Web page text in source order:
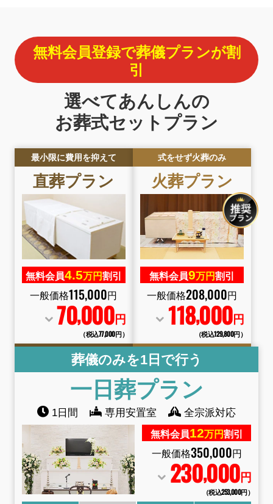
無料会員登録で葬儀プランが割
引
選べてあんしんの
お葬式セットプラン
最小限に費用を抑えて
直葬プラン
無料会員4.5万円割引
一般価格115,000円
70,000円
（税込77,000円）
式をせず火葬のみ
火葬プラン
無料会員9万円割引
一般価格208,000円
118,000円
（税込129,800円）
葬儀のみを1日で行う
一日葬プラン
1日間 専用安置室 全宗派対応
無料会員12万円割引
一般価格350,000円
230,000円
（税込253,000円）